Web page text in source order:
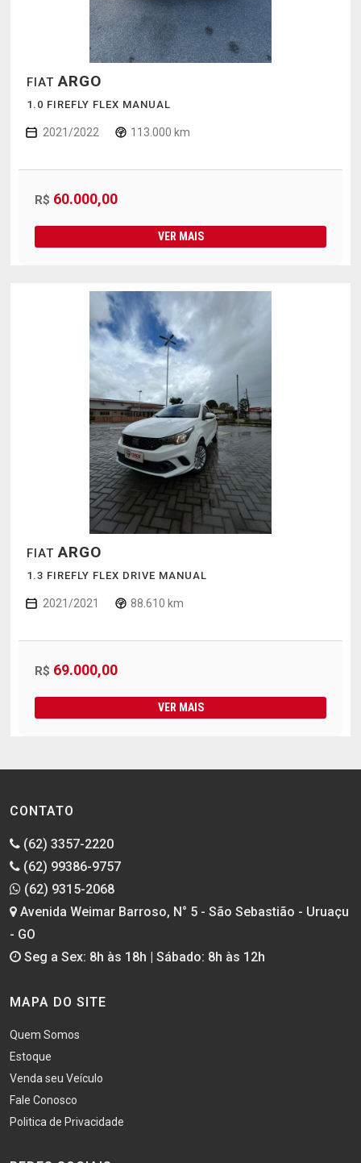
FIATARGO
1.0 FIREFLY FLEX MANUAL
2021/2022 113.000 km
R$ 60.000,00
VER MAIS
FIATARGO
1.3 FIREFLY FLEX DRIVE MANUAL
2021/2021 88.610 km
R$ 69.000,00
VER MAIS
CONTATO
(62) 3357-2220
(62) 99386-9757
(62) 9315-2068
Avenida Weimar Barroso, N° 5 - São Sebastião - Uruaçu
- GO
Seg a Sex: 8h às 18h | Sábado: 8h às 12h
MAPA DO SITE
Quem Somos
Estoque
Venda seu Veículo
Fale Conosco
Politica de Privacidade